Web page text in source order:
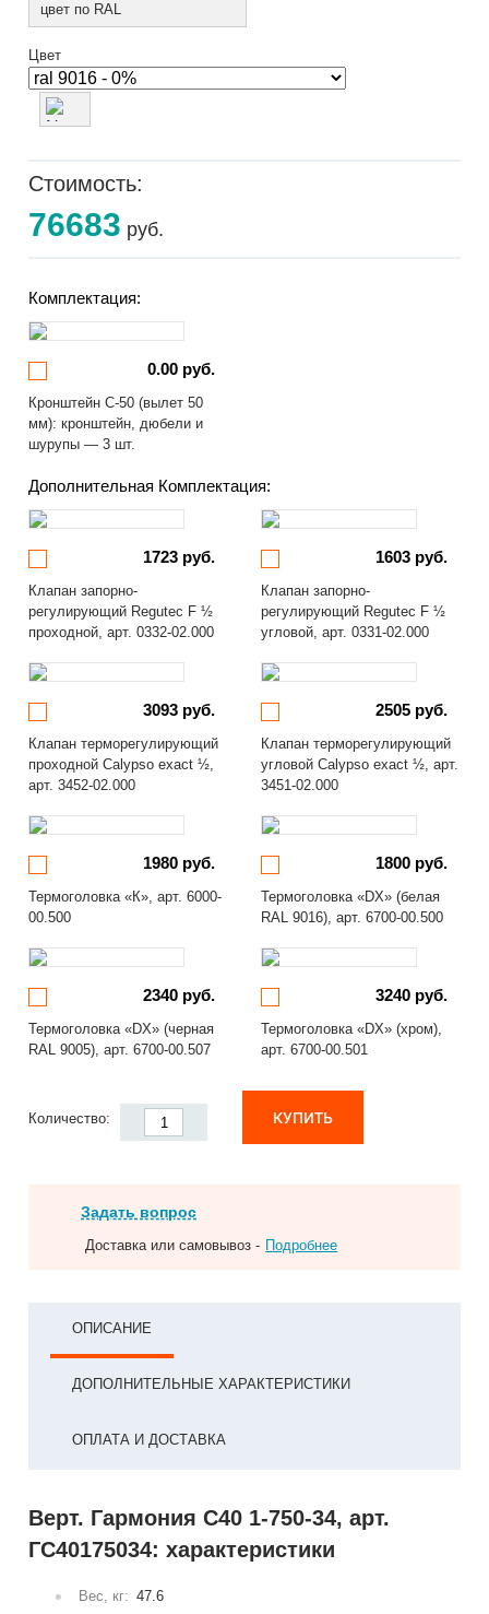
цвет по RAL
Цвет
Стоимость:
76683 руб.
Комплектация:
0.00 руб.
Кронштейн С-50 (вылет 50
мм): кронштейн, дюбели и
шурупы — 3 шт.
Дополнительная Комплектация:
1723 руб.
Клапан запорно-
регулирующий Regutec F ½
проходной, арт. 0332-02.000
1603 руб.
Клапан запорно-
регулирующий Regutec F ½
угловой, арт. 0331-02.000
3093 руб.
Клапан терморегулирующий
проходной Calypso exact ½,
арт. 3452-02.000
2505 руб.
Клапан терморегулирующий
угловой Calypso exact ½, арт.
3451-02.000
1980 руб.
Термоголовка «К», арт. 6000-
00.500
1800 руб.
Термоголовка «DX» (белая
RAL 9016), арт. 6700-00.500
2340 руб.
Термоголовка «DX» (черная
RAL 9005), арт. 6700-00.507
3240 руб.
Термоголовка «DX» (хром),
арт. 6700-00.501
Количество: КУПИТЬ
Задать вопрос
Доставка или самовывоз - Подробнее
ОПИСАНИЕ
ДОПОЛНИТЕЛЬНЫЕ ХАРАКТЕРИСТИКИ
ОПЛАТА И ДОСТАВКА
Верт. Гармония С40 1-750-34, арт.
ГС40175034: характеристики
Вес, кг: 47.6